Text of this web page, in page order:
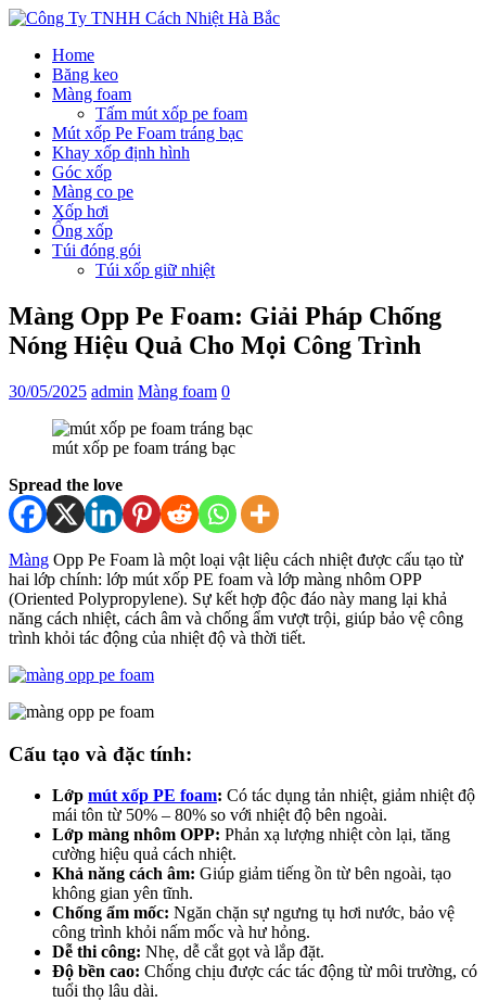
Home
Băng keo
Màng foam
Tấm mút xốp pe foam
Mút xốp Pe Foam tráng bạc
Khay xốp định hình
Góc xốp
Màng co pe
Xốp hơi
Ống xốp
Túi đóng gói
Túi xốp giữ nhiệt
Màng Opp Pe Foam: Giải Pháp Chống
Nóng Hiệu Quả Cho Mọi Công Trình
30/05/2025 admin Màng foam 0
mút xốp pe foam tráng bạc
Spread the love
Màng Opp Pe Foam là một loại vật liệu cách nhiệt được cấu tạo từ
hai lớp chính: lớp mút xốp PE foam và lớp màng nhôm OPP
(Oriented Polypropylene). Sự kết hợp độc đáo này mang lại khả
năng cách nhiệt, cách âm và chống ẩm vượt trội, giúp bảo vệ công
trình khỏi tác động của nhiệt độ và thời tiết.
Cấu tạo và đặc tính:
Lớp mút xốp PE foam: Có tác dụng tản nhiệt, giảm nhiệt độ
mái tôn từ 50% – 80% so với nhiệt độ bên ngoài.
Lớp màng nhôm OPP: Phản xạ lượng nhiệt còn lại, tăng
cường hiệu quả cách nhiệt.
Khả năng cách âm: Giúp giảm tiếng ồn từ bên ngoài, tạo
không gian yên tĩnh.
Chống ẩm mốc: Ngăn chặn sự ngưng tụ hơi nước, bảo vệ
công trình khỏi nấm mốc và hư hỏng.
Dễ thi công: Nhẹ, dễ cắt gọt và lắp đặt.
Độ bền cao: Chống chịu được các tác động từ môi trường, có
tuổi thọ lâu dài.